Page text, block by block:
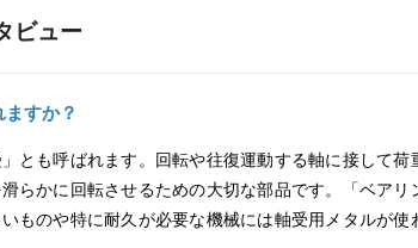
ビュー
すか？
とも呼ばれます。回転や往復運動する軸に接して荷
らかに回転させるための大切な部品です。「ベアリ
ものや特に耐久が必要な機械には軸受用メタルが使